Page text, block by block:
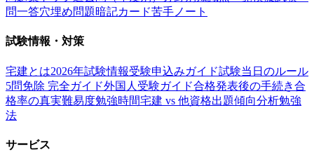
問一答穴埋め問題暗記カード苦手ノート
試験情報・対策
宅建とは2026年試験情報受験申込みガイド試験当日のルール
5問免除 完全ガイド外国人受験ガイド合格発表後の手続き合
格率の真実難易度勉強時間宅建 vs 他資格出題傾向分析勉強
法
サービス